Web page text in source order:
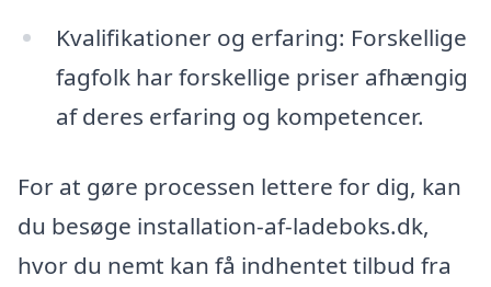
Kvalifikationer og erfaring: Forskellige
fagfolk har forskellige priser afhængig
af deres erfaring og kompetencer.
For at gøre processen lettere for dig, kan
du besøge installation-af-ladeboks.dk,
hvor du nemt kan få indhentet tilbud fra